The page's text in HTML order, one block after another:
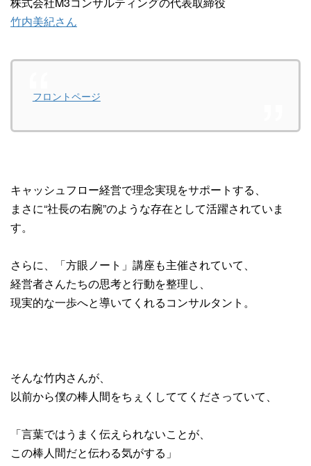
竹内美紀さん
フロントページ
キャッシュフロー経営で理念実現をサポートする、
まさに“社長の右腕”のような存在として活躍されていま
す。
さらに、「方眼ノート」講座も主催されていて、
経営者さんたちの思考と行動を整理し、
現実的な一歩へと導いてくれるコンサルタント。
そんな竹内さんが、
以前から僕の棒人間をちぇくしててくださっていて、
「言葉ではうまく伝えられないことが、
この棒人間だと伝わる気がする」